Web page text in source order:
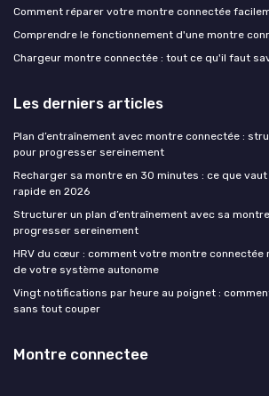
Comment réparer votre montre connectée
Comprendre le fonctionnement d'une montre
Chargeur montre connectée : tout ce qu'il faut
Les derniers articles
Plan d’entraînement avec montre connectée :
pour progresser sereinement
Recharger sa montre en 30 minutes : ce que
rapide en 2026
Structurer un plan d’entraînement avec sa
progresser sereinement
HRV du cœur : comment votre montre connectée
de votre système autonome
Vingt notifications par heure au poignet :
sans tout couper
Montre connectee